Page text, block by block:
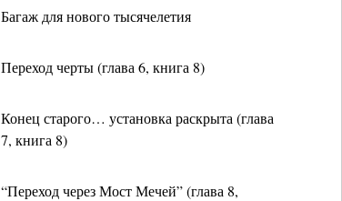
Багаж для нового тысячелетия
Переход черты (глава 6, книга 8)
Конец старого… установка раскрыта (глава
7, книга 8)
“Переход через Мост Мечей” (глава 8,